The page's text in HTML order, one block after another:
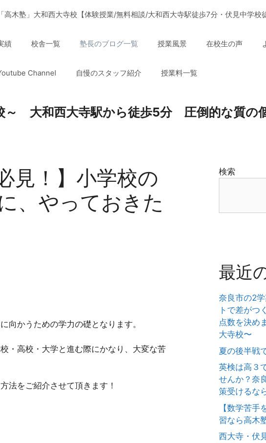
木塾」大和西大寺校【体験授業/無料相談/大和西大寺駅徒歩7分・伏見中学校
績 校舎一覧 塾長のブログ一覧 授業風景 在校生の声
Channel 自慢のスタッフ紹介 授業料一覧
～ 大和西大寺駅から徒歩5分 圧倒的な質の
見！】小学校の
、やっておきた
向かうための学力の礎となります。
・高校・大学と進む際にかなり、大変な苦
法をご紹介させて頂きます！
検索
最近
奈良市の2
トで差がつ
点数を決め
大寺校〜
夏の後半戦
英検は高３
せんか？奈
策受けるな
【数学苦手
習なら高木
西大寺・伏